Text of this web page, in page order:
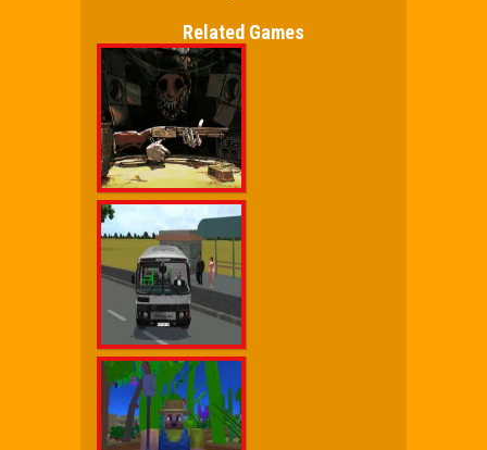
Related Games